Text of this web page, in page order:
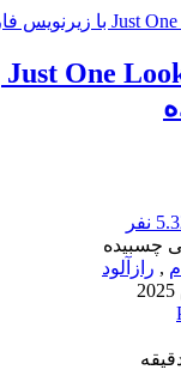
چسبیده
, رازآلود
2025